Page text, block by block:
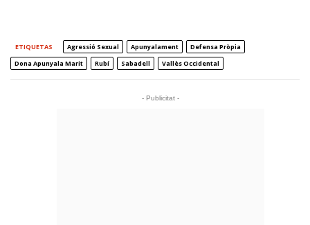
ETIQUETAS Agressió Sexual Apunyalament
Defensa Pròpia
Dona Apunyala Marit
Rubí Sabadell Vallès Occidental
- Publicitat -